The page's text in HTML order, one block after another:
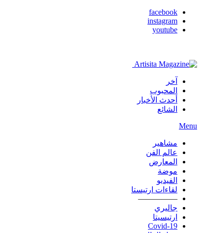
facebook
instagram
youtube
آخر
المحبوب
أحدث الأخبار
الشائع
Menu
مشاهير
عالم الفن
المعارض
موضة
الفيديو
لقاءات ارتيستا
—————
جاليري
ارتيسيتا
Covid-19